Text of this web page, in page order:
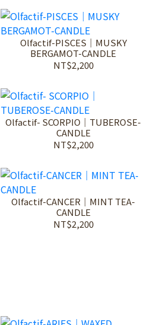
Olfactif-PISCES｜MUSKY
BERGAMOT-CANDLE
NT$2,200
Olfactif- SCORPIO｜TUBEROSE-
CANDLE
NT$2,200
Olfactif-CANCER｜MINT TEA-
CANDLE
NT$2,200